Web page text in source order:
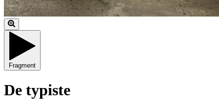
Fragment
De typiste